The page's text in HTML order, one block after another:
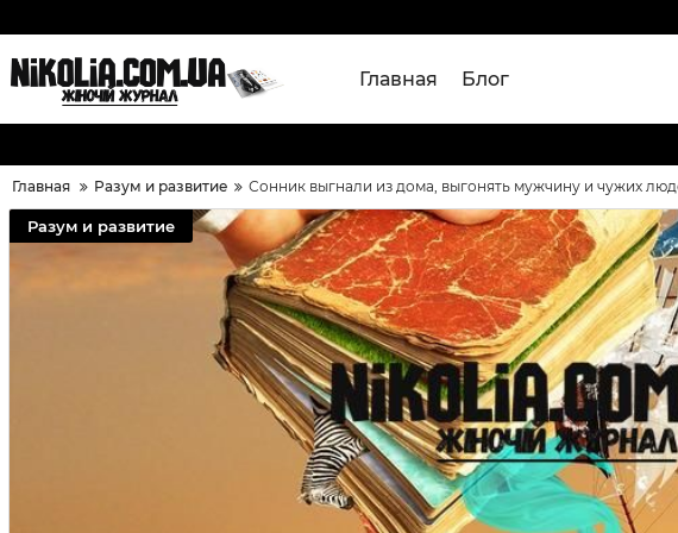
Главная Блог
Главная Разум и развитие Сонник выгнали из дома, выгонять мужчину и чужих
Разум и развитие